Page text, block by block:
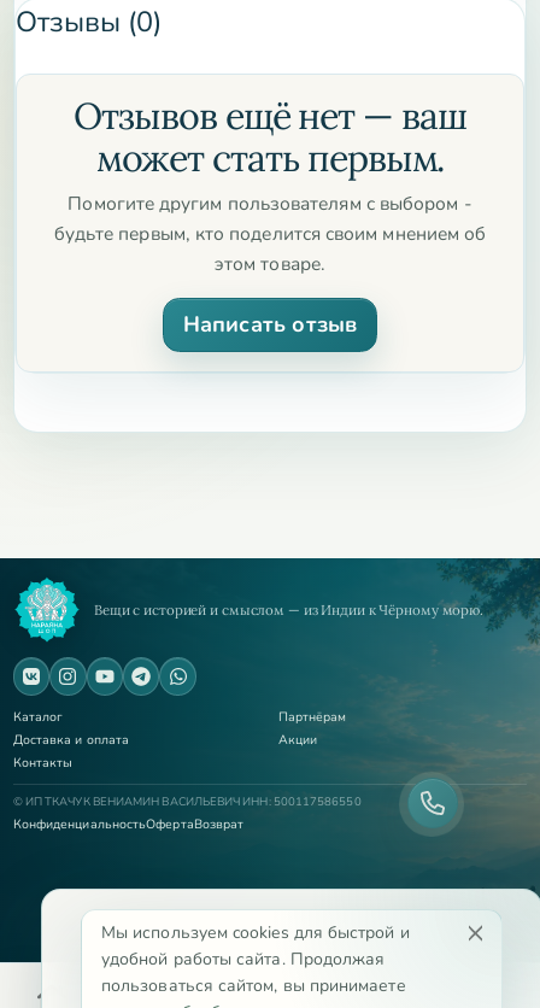
Отзывы (0)
Отзывов ещё нет — ваш
может стать первым.
Помогите другим пользователям с выбором -
будьте первым, кто поделится своим мнением об
этом товаре.
Написать отзыв
Вещи с историей и смыслом — из Индии к Чёрному морю.
Каталог
Партнёрам
Доставка и оплата
Акции
Контакты
© ИП ТКАЧУК ВЕНИАМИН ВАСИЛЬЕВИЧ ИНН: 500117586550
КонфиденциальностьОфертаВозврат
Мы используем cookies для быстрой и
удобной работы сайта. Продолжая
пользоваться сайтом, вы принимаете